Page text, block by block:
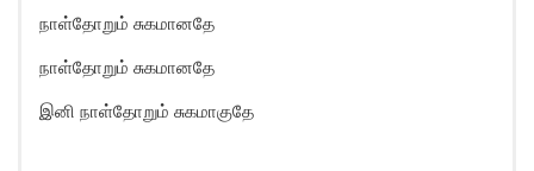
நாள்தோறும் சுகமானதே
நாள்தோறும் சுகமானதே
இனி நாள்தோறும் சுகமாகுதே